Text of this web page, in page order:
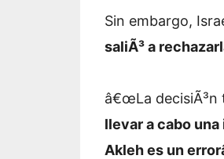
Sin embargo,
saliÃ³ a
â€œLa decisiÃ³n
llevar a cabo
Akleh es un